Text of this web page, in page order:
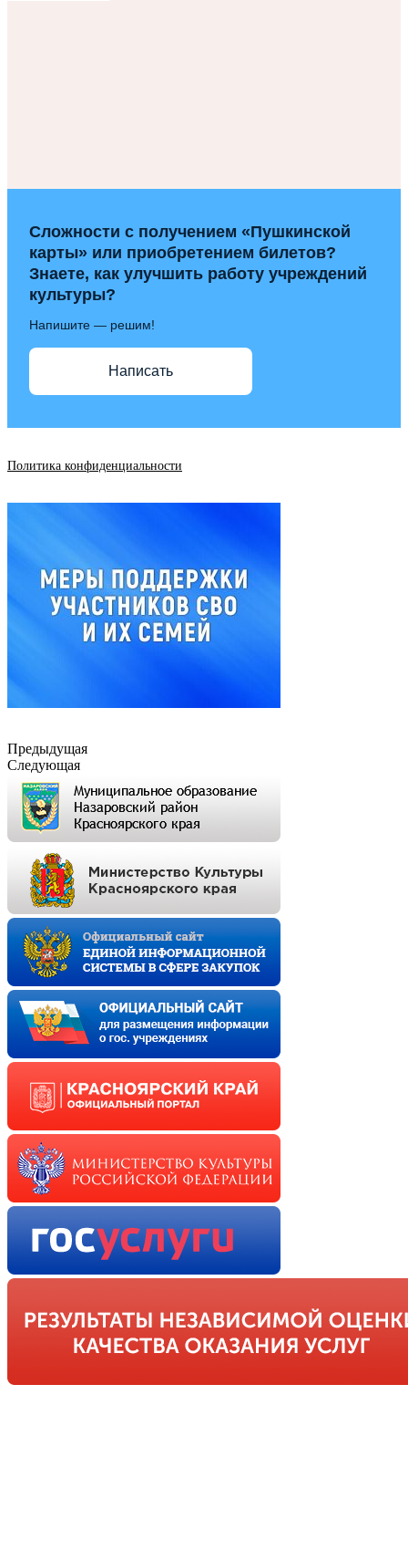
Сложности с получением «Пушкинской
карты» или приобретением билетов?
Знаете, как улучшить работу учреждений
культуры?
Напишите — решим!
Написать
Политика конфиденциальности
Предыдущая
Следующая